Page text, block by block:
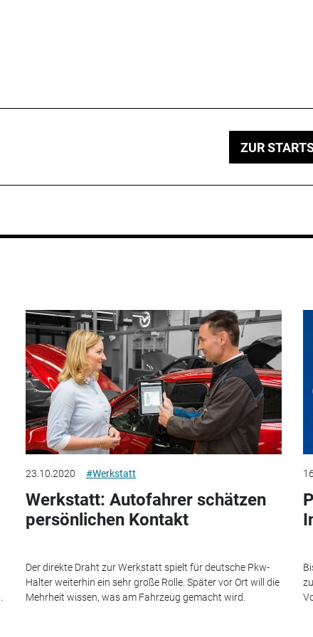
ZUR
23.10.2020 #Werkstatt
Werkstatt: Autofahrer schätzen
persönlichen Kontakt
Der direkte Draht zur Werkstatt spielt für deutsche Pkw-
Halter weiterhin ein sehr große Rolle. Später vor Ort will die
Mehrheit wissen, was am Fahrzeug gemacht wird.